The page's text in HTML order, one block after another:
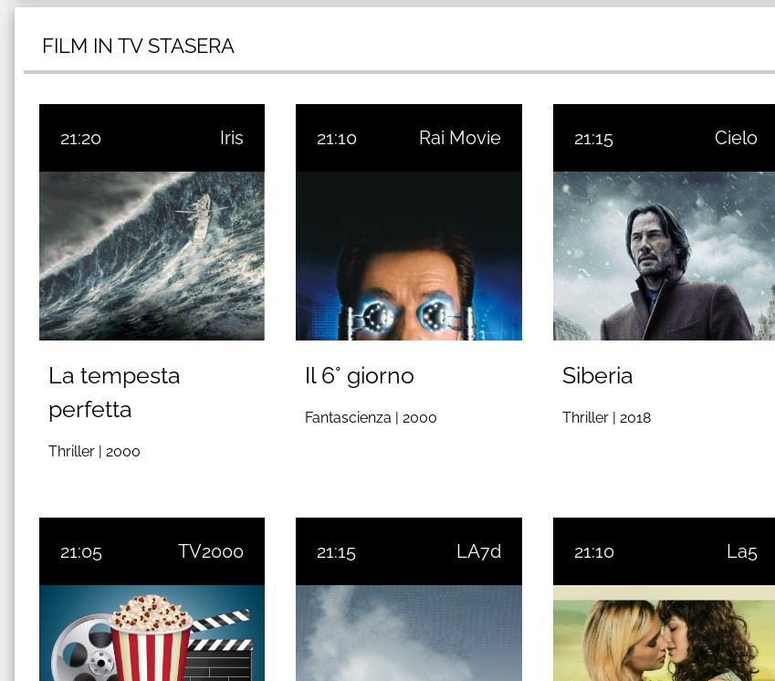
FILM IN TV STASERA
21:20 Iris
La tempesta
perfetta
Thriller | 2000
21:10 Rai Movie
Il 6° giorno
Fantascienza |2000
21:15 Cielo
Siberia
Thriller | 2018
21:05 TV2000 21:15 LA7d 21:10 La5